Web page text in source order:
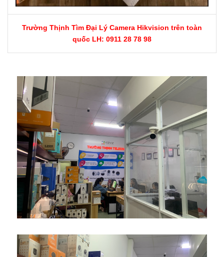
Trường Thịnh Tìm Đại Lý Camera Hikvision trên toàn
quốc LH: 0911 28 78 98